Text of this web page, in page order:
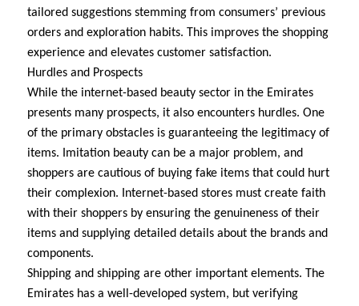
tailored suggestions stemming from consumers’ previous
orders and exploration habits. This improves the shopping
experience and elevates customer satisfaction.
Hurdles and Prospects
While the internet-based beauty sector in the Emirates
presents many prospects, it also encounters hurdles. One
of the primary obstacles is guaranteeing the legitimacy of
items. Imitation beauty can be a major problem, and
shoppers are cautious of buying fake items that could hurt
their complexion. Internet-based stores must create faith
with their shoppers by ensuring the genuineness of their
items and supplying detailed details about the brands and
components.
Shipping and shipping are other important elements. The
Emirates has a well-developed system, but verifying